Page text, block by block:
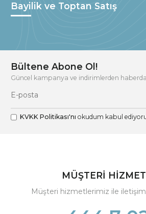
Bayilik ve Toptan Satış
Bültene Abone Ol!
Güncel kampanya ve indirimlerden
KVKK Politikası'nı okudum kabul
MÜŞTERİ
Müşteri hizmetlerimiz ile